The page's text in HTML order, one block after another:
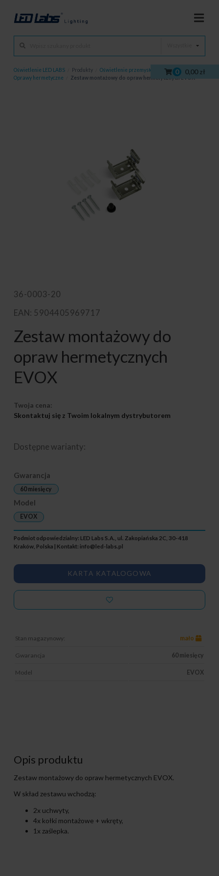
0 0,00 zł
Oświetlenie LED LABS Produkty Oświetlenie przemysłowe
Oprawy hermetyczne
Zestaw montażowy do opraw hermetycznych EVOX
36-0003-20
EAN: 5904405969717
Zestaw montażowy do
opraw hermetycznych
EVOX
Twoja cena:
Skontaktuj się z Twoim lokalnym dystrybutorem
Stan magazynowy: mało
Gwarancja 60 miesięcy
Model EVOX
KARTA KATALOGOWA
Dostępne warianty:
Gwarancja
60 miesięcy
Model
EVOX
Podmiot odpowiedzialny: LED Labs S.A., ul. Zakopiańska 2C, 30-418
Kraków, Polska | Kontakt: info@led-labs.pl
Opis produktu
Zestaw montażowy do opraw hermetycznych EVOX.
W skład zestawu wchodzą:
2x uchwyty,
4x kołki montażowe + wkręty,
1x zaślepka.